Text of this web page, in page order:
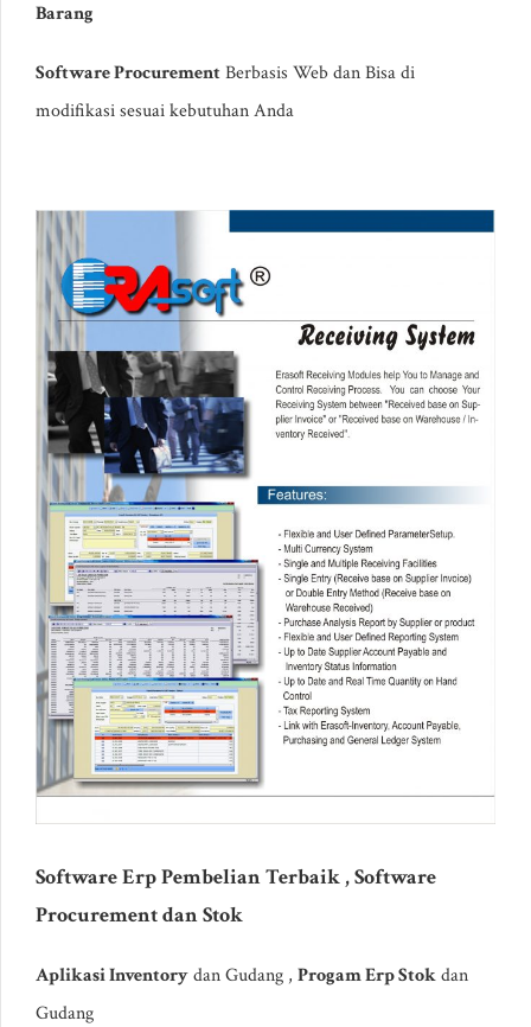
Barang
Software ProcurementBerbasis Web dan Bisa di
modifikasi sesuai kebutuhan Anda
Software Erp Pembelian Terbaik , Software
Procurement dan Stok
Aplikasi Inventorydan Gudang , Progam Erp Stokdan
Gudang